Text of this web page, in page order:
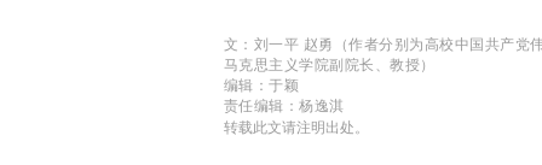
文：刘一平 赵勇（作者分别为高校中国共产党
马克思主义学院副院长、教授）
编辑：于颖
责任编辑：杨逸淇
转载此文请注明出处。